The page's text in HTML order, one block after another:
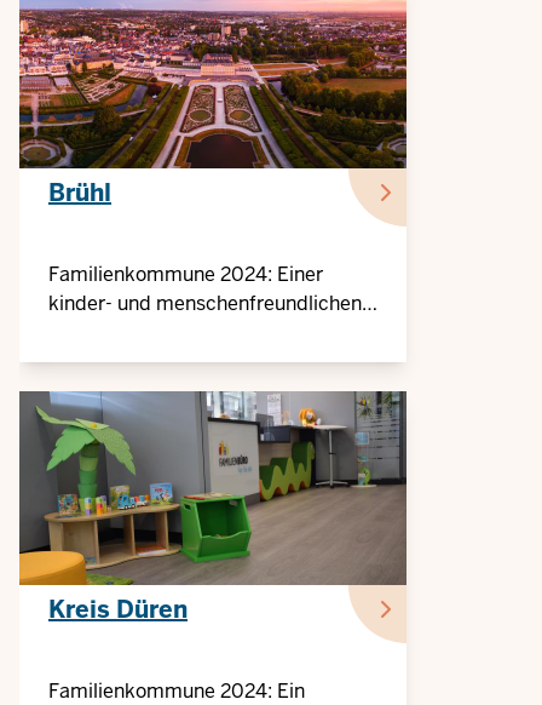
Brühl
Familienkommune 2024: Einer
kinder- und menschenfreundlichen
Kreis Düren
Familienkommune 2024: Ein